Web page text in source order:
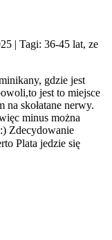
| Tagi: 36-45 lat, ze
gdzie jest
jest to miejsce
na skołatane nerwy.
minus można
Zdecydowanie
Plata jedzie się